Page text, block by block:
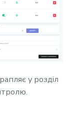
у розділ